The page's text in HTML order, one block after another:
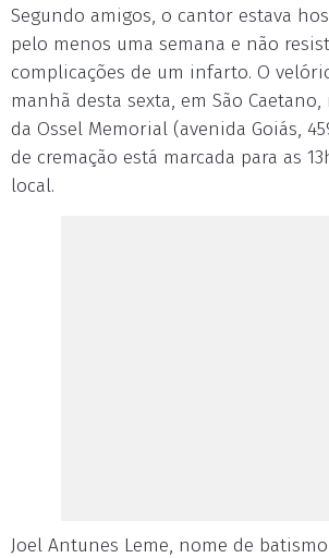
Segundo amigos, o cantor estava
pelo menos uma semana e não
complicações de um infarto. O
manhã desta sexta, em São
da Ossel Memorial (avenida Goiás,
de cremação está marcada para as
local.
Joel Antunes Leme, nome de